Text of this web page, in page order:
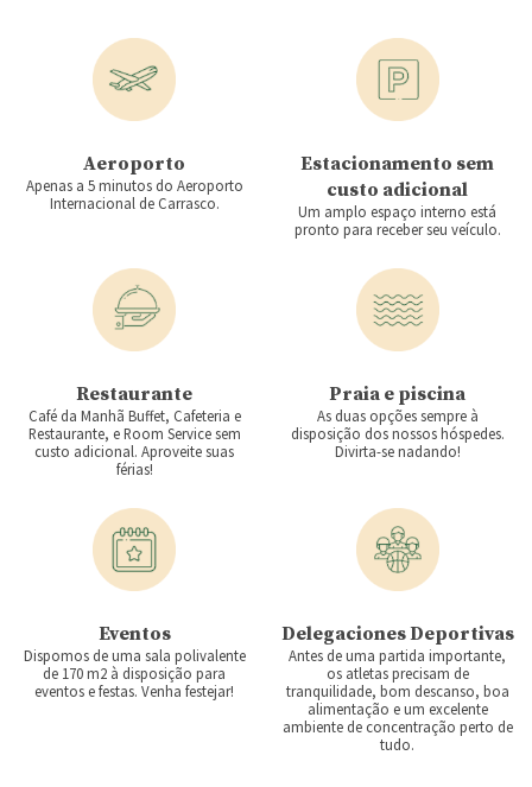
Aeroporto
Apenas a 5 minutos do Aeroporto
Internacional de Carrasco.
Estacionamento sem
custo adicional
Um amplo espaço interno está
pronto para receber seu veículo.
Restaurante
Café da Manhã Buffet, Cafeteria e
Restaurante, e Room Service sem
custo adicional. Aproveite suas
férias!
Praia e piscina
As duas opções sempre à
disposição dos nossos hóspedes.
Divirta-se nadando!
Eventos
Dispomos de uma sala polivalente
de 170 m2 à disposição para
eventos e festas. Venha festejar!
Delegaciones Deportivas
Antes de uma partida importante,
os atletas precisam de
tranquilidade, bom descanso, boa
alimentação e um excelente
ambiente de concentração perto de
tudo.